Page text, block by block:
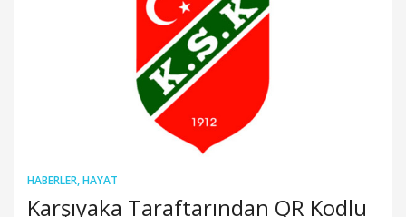
HABERLER,HAYAT
Karşıyaka Taraftarından QR Kodlu